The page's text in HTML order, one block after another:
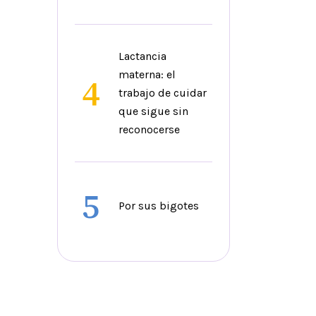
4
Lactancia
materna: el
trabajo de cuidar
que sigue sin
reconocerse
5 Por sus bigotes